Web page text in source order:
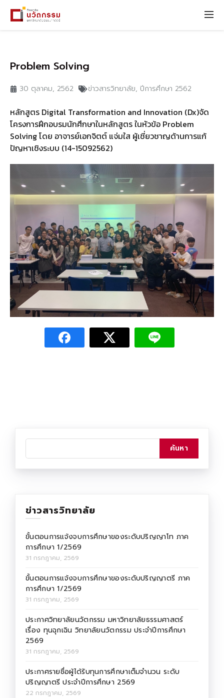
Problem Solving
30 ตุลาคม, 2562 ข่าวสารวิทยาลัย, ปีการศึกษา 2562
หลักสูตร Digital Transformation and Innovation (Dx)จัด
โครงการฝึกอบรมนักศึกษาในหลักสูตร ในหัวข้อ Problem
Solving โดย อาจารย์เอกจิตต์ แจ่มใส ผู้เชี่ยวชาญด้านการแก้
ปัญหาเชิงระบบ (14-15092562)
ข่าวสารวิทยาลัย
ขั้นตอนการแจ้งจบการศึกษาของระดับปริญญาโท ภาค
การศึกษา 1/2569
31 กรกฎาคม, 2569
ขั้นตอนการแจ้งจบการศึกษาของระดับปริญญาตรี ภาค
การศึกษา 1/2569
31 กรกฎาคม, 2569
ประกาศวิทยาลัยนวัตกรรม มหาวิทยาลัยธรรมศาสตร์
เรื่อง ทุนฉุกเฉิน วิทยาลัยนวัตกรรม ประจำปีการศึกษา
2569
31 กรกฎาคม, 2569
ประกาศรายชื่อผู้ได้รับทุนการศึกษาเต็มจำนวน ระดับ
ปริญญาตรี ประจำปีการศึกษา 2569
22 กรกฎาคม, 2569